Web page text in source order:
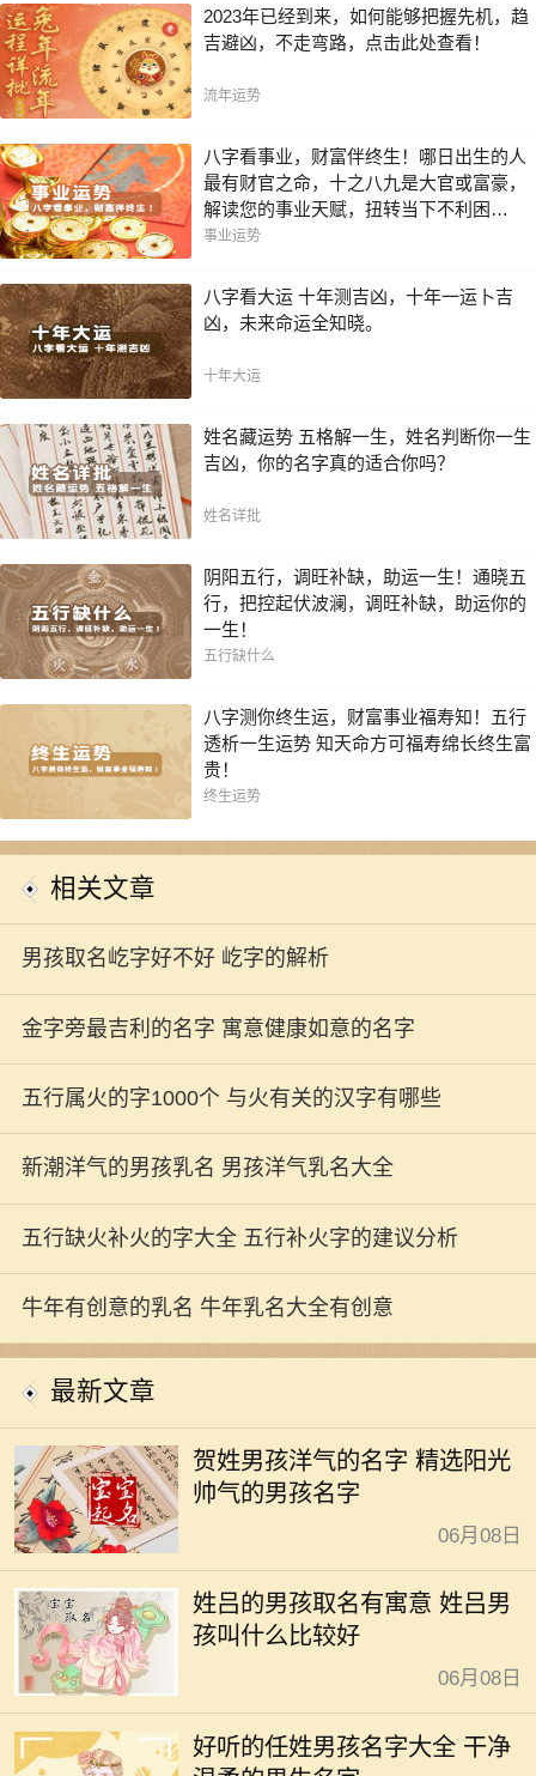
2023年已经到来，如何能够把握先机，趋
吉避凶，不走弯路，点击此处查看！
流年运势
八字看事业，财富伴终生！哪日出生的人
最有财官之命，十之八九是大官或富豪，
解读您的事业天赋，扭转当下不利困
局！！
事业运势
八字看大运 十年测吉凶，十年一运卜吉
凶，未来命运全知晓。
十年大运
姓名藏运势 五格解一生，姓名判断你一生
吉凶，你的名字真的适合你吗？
姓名详批
阴阳五行，调旺补缺，助运一生！通晓五
行，把控起伏波澜，调旺补缺，助运你的
一生！
五行缺什么
八字测你终生运，财富事业福寿知！五行
透析一生运势 知天命方可福寿绵长终生富
贵！
终生运势
相关文章
男孩取名屹字好不好 屹字的解析
金字旁最吉利的名字 寓意健康如意的名字
五行属火的字1000个 与火有关的汉字有哪些
新潮洋气的男孩乳名 男孩洋气乳名大全
五行缺火补火的字大全 五行补火字的建议分析
牛年有创意的乳名 牛年乳名大全有创意
最新文章
贺姓男孩洋气的名字 精选阳光
帅气的男孩名字
06月08日
姓吕的男孩取名有寓意 姓吕男
孩叫什么比较好
06月08日
好听的任姓男孩名字大全 干净